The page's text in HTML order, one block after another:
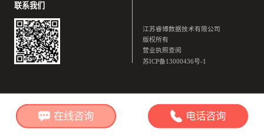
联系我们
江苏睿博数据技术有限公司
版权所有
营业执照查阅
苏ICP备13000436号-1
在线咨询 电话咨询